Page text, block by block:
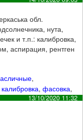
обл.
нута,
и т.п.: калибровка,
аспирация, рентген
,
калибровка,фасовка,
13/10/2020 11:32